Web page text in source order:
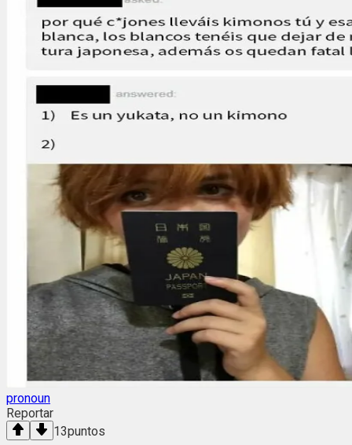
pronoun
Reportar
13puntos